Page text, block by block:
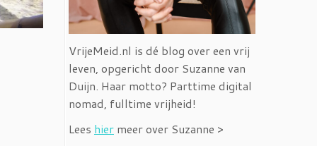
VrijeMeid.nl is dé blog over een vrij
leven, opgericht door Suzanne van
Duijn. Haar motto? Parttime digital
nomad, fulltime vrijheid!
Lees hier meer over Suzanne >